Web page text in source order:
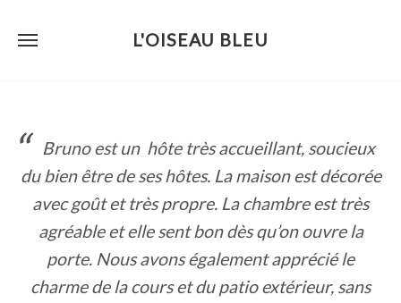
content
L'OISEAU BLEU
Bruno est un hôte très accueillant, soucieux
du bien être de ses hôtes. La maison est décorée
avec goût et très propre. La chambre est très
agréable et elle sent bon dès qu’on ouvre la
porte. Nous avons également apprécié le
charme de la cours et du patio extérieur, sans